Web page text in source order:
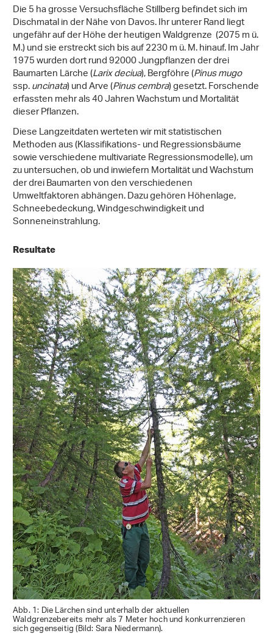
Die 5 ha grosse Versuchsfläche Stillberg befindet sich im
Dischmatal in der Nähe von Davos. Ihr unterer Rand liegt
ungefähr auf der Höhe der heutigen Waldgrenze (2075 m ü.
M.) und sie erstreckt sich bis auf 2230 m ü. M. hinauf. Im Jahr
1975 wurden dort rund 92000 Jungpflanzen der drei
Baumarten Lärche (Larix deciua), Bergföhre (Pinus mugo
ssp.uncinata) und Arve (Pinus cembra) gesetzt. Forschende
erfassten mehr als 40 Jahren Wachstum und Mortalität
dieser Pflanzen.
Diese Langzeitdaten werteten wir mit statistischen
Methoden aus (Klassifikations- und Regressionsbäume
sowie verschiedene multivariate Regressionsmodelle), um
zu untersuchen, ob und inwiefern Mortalität und Wachstum
der drei Baumarten von den verschiedenen
Umweltfaktoren abhängen. Dazu gehören Höhenlage,
Schneebedeckung, Windgeschwindigkeit und
Sonneneinstrahlung.
Resultate
Abb. 1: Die Lärchen sind unterhalb der aktuellen
Waldgrenzebereits mehr als 7 Meter hoch und konkurrenzieren
sich gegenseitig (Bild: Sara Niedermann).